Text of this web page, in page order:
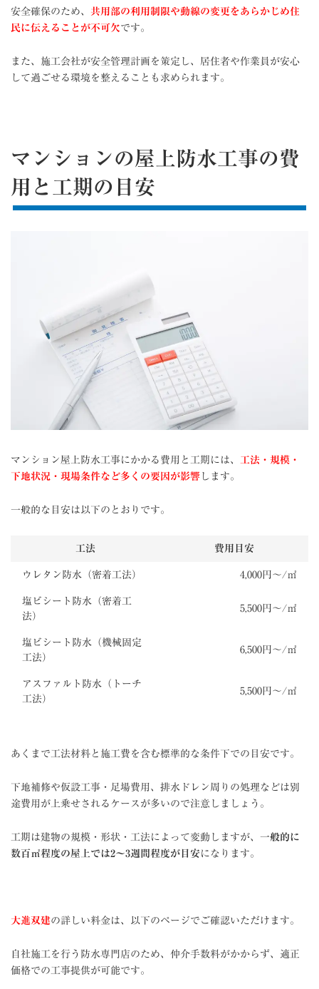
安全確保のため、 共用部の利用制限や動線の変更をあらかじめ住
民に伝えることが不可欠です。
また、施工会社が安全管理計画を策定し、居住者や作業員が安心
して過ごせる環境を整えることも求められます。
マンションの屋上防水工事の費
用と工期の目安
マンション屋上防水工事にかかる費用と工期には、 工法・規模・
下地状況・現場条件など多くの要因が影響 します。
一般的な目安は以下のとおりです。
工法 費用目安
ウレタン防水（密着工法） 4,000円〜/㎡
塩ビシート防水（密着工
法）
5,500円〜/㎡
塩ビシート防水（機械固定
工法）
6,500円〜/㎡
アスファルト防水（トーチ
工法）
5,500円〜/㎡
あくまで工法材料と施工費を含む標準的な条件下での目安です。
下地補修や仮設工事・足場費用、排水ドレン周りの処理などは別
途費用が上乗せされるケースが多いので注意しましょう。
工期は建物の規模・形状・工法によって変動しますが、 一般的に
数百㎡程度の屋上では2〜3週間程度が目安になります。
大進双建の詳しい料金は、以下のページでご確認いただけます。
自社施工を行う防水専門店のため、仲介手数料がかからず、適正
価格での工事提供が可能です。